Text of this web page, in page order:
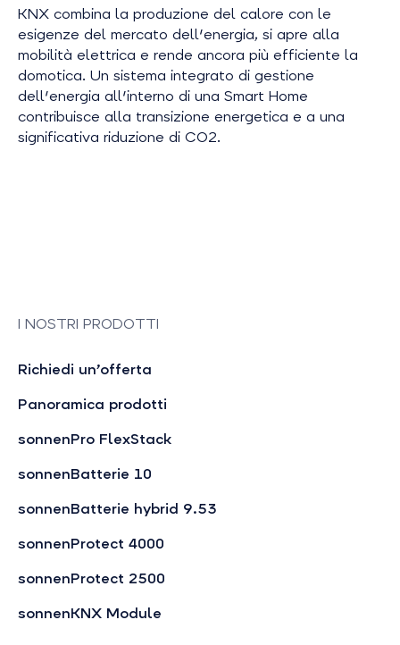
KNX combina la produzione del calore con le
esigenze del mercato dell'energia, si apre alla
mobilità elettrica e rende ancora più efficiente la
domotica. Un sistema integrato di gestione
dell'energia all'interno di una Smart Home
contribuisce alla transizione energetica e a una
significativa riduzione di CO2.
I NOSTRI PRODOTTI
Richiedi un’offerta
Panoramica prodotti
sonnenPro FlexStack
sonnenBatterie 10
sonnenBatterie hybrid 9.53
sonnenProtect 4000
sonnenProtect 2500
sonnenKNX Module